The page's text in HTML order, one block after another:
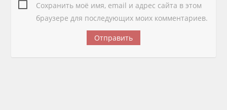
Сохранить моё имя, email и адрес сайта в этом
браузере для последующих моих комментариев.